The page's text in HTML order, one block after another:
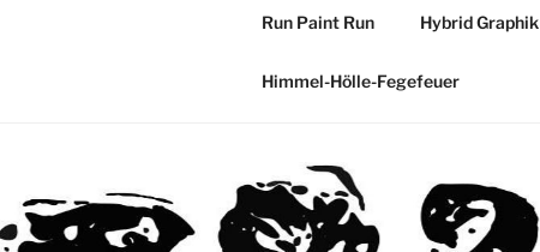
Run Paint Run Hybrid Graphik
Himmel-Hölle-Fegefeuer